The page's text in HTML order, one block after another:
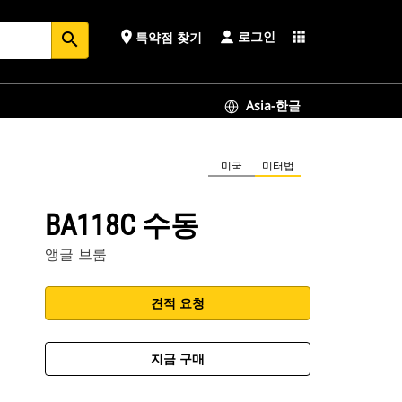
search place 특약점 찾기 로그인 apps
Asia-한글
미국 미터법
BA118C 수동
앵글 브룸
견적 요청
지금 구매